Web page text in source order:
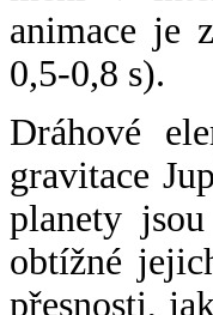
animace je
0,5-0,8 s).
Dráhové
gravitace
planety
obtížné
přesnosti,